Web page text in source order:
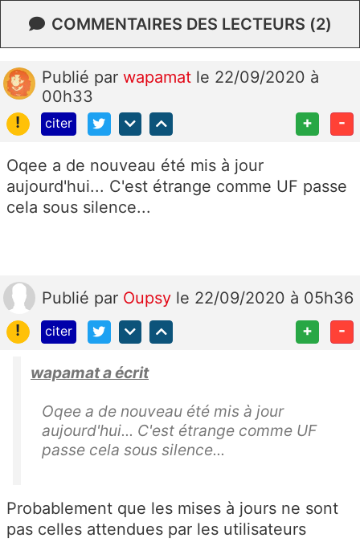
COMMENTAIRES DES LECTEURS (2)
Publié par wapamat le 22/09/2020 à
00h33
!
citer + -
Oqee a de nouveau été mis à jour
aujourd'hui... C'est étrange comme UF passe
cela sous silence...
Publié par Oupsy le 22/09/2020 à 05h36
!
citer + -
wapamat a écrit
Oqee a de nouveau été mis à jour
aujourd'hui... C'est étrange comme UF
passe cela sous silence...
Probablement que les mises à jours ne sont
pas celles attendues par les utilisateurs